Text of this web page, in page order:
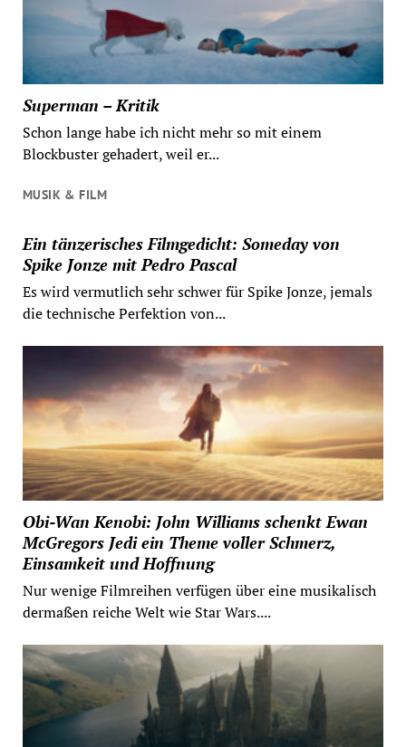
Superman – Kritik
Schon lange habe ich nicht mehr so mit einem
Blockbuster gehadert, weil er...
MUSIK & FILM
Ein tänzerisches Filmgedicht: Someday von
Spike Jonze mit Pedro Pascal
Es wird vermutlich sehr schwer für Spike Jonze, jemals
die technische Perfektion von...
Obi-Wan Kenobi: John Williams schenkt Ewan
McGregors Jedi ein Theme voller Schmerz,
Einsamkeit und Hoffnung
Nur wenige Filmreihen verfügen über eine musikalisch
dermaßen reiche Welt wie Star Wars....